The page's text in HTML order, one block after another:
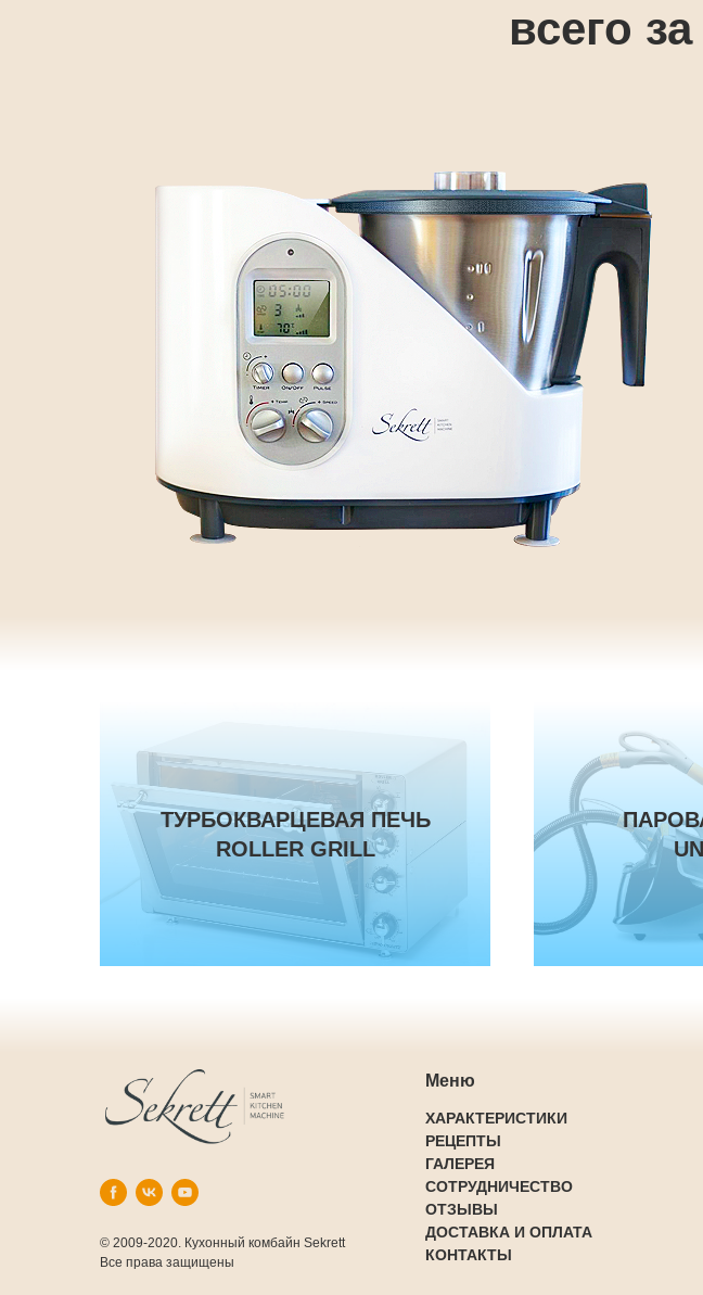
всего за
ТУРБОКВАРЦЕВАЯ ПЕЧЬ
ROLLER GRILL
© 2009-2020. Кухонный комбайн Sekrett
Все права защищены
Меню
ХАРАКТЕРИСТИКИ
РЕЦЕПТЫ
ГАЛЕРЕЯ
СОТРУДНИЧЕСТВО
ОТЗЫВЫ
ДОСТАВКА И ОПЛАТА
КОНТАКТЫ